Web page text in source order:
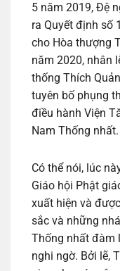
5 năm 2019, Đệ
ra Quyết định số
cho Hòa thượng
năm 2020, nhân
thống Thích
tuyên bố phụng
điều hành Viện
Nam Thống nhất.
Có thể nói, lúc
Giáo hội Phật
xuất hiện và
sắc và những
Thống nhất đàm
nghi ngờ. Bởi lẽ,